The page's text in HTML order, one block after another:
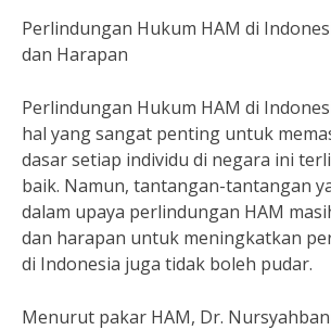
Perlindungan Hukum HAM di
dan Harapan
Perlindungan Hukum HAM di
hal yang sangat penting untuk
dasar setiap individu di negara ini
baik. Namun, tantangan-tantangan
dalam upaya perlindungan HAM
dan harapan untuk meningkatkan
di Indonesia juga tidak boleh pudar.
Menurut pakar HAM, Dr.